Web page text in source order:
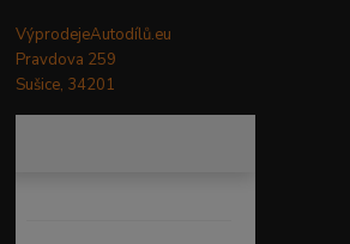
VýprodejeAutodílů.eu
Pravdova 259
Sušice, 34201